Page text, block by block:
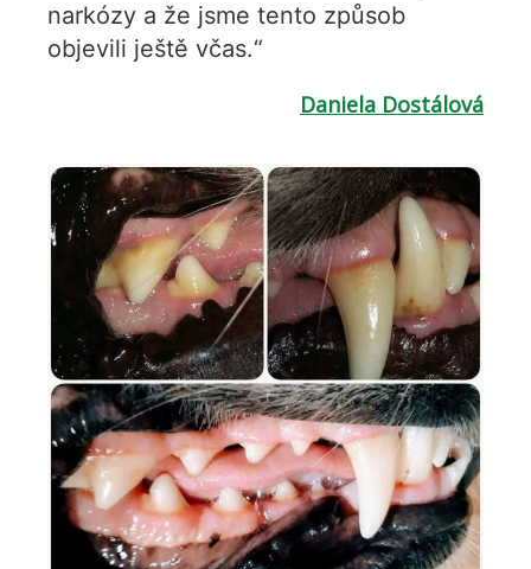
narkózy a že jsme tento způsob
objevili ještě včas.“
Daniela Dostálová